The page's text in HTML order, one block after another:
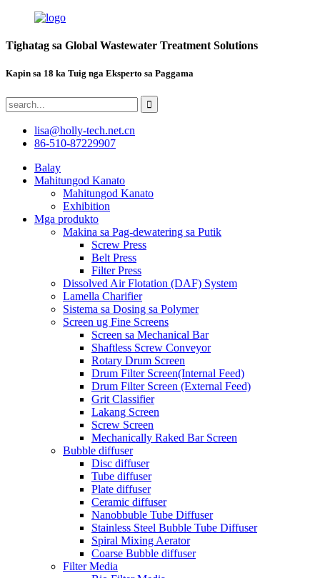
Tighatag sa Global Wastewater Treatment Solutions
Kapin sa 18 ka Tuig nga Eksperto sa Paggama
lisa@holly-tech.net.cn
86-510-87229907
Balay
Mahitungod Kanato
Mahitungod Kanato
Exhibition
Mga produkto
Makina sa Pag-dewatering sa Putik
Screw Press
Belt Press
Filter Press
Dissolved Air Flotation (DAF) System
Lamella Charifier
Sistema sa Dosing sa Polymer
Screen ug Fine Screens
Screen sa Mechanical Bar
Shaftless Screw Conveyor
Rotary Drum Screen
Drum Filter Screen(Internal Feed)
Drum Filter Screen (External Feed)
Grit Classifier
Lakang Screen
Screw Screen
Mechanically Raked Bar Screen
Bubble diffuser
Disc diffuser
Tube diffuser
Plate diffuser
Ceramic diffuser
Nanobbuble Tube Diffuser
Stainless Steel Bubble Tube Diffuser
Spiral Mixing Aerator
Coarse Bubble diffuser
Filter Media